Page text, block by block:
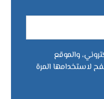
والموقع
لاستخدامها المرة